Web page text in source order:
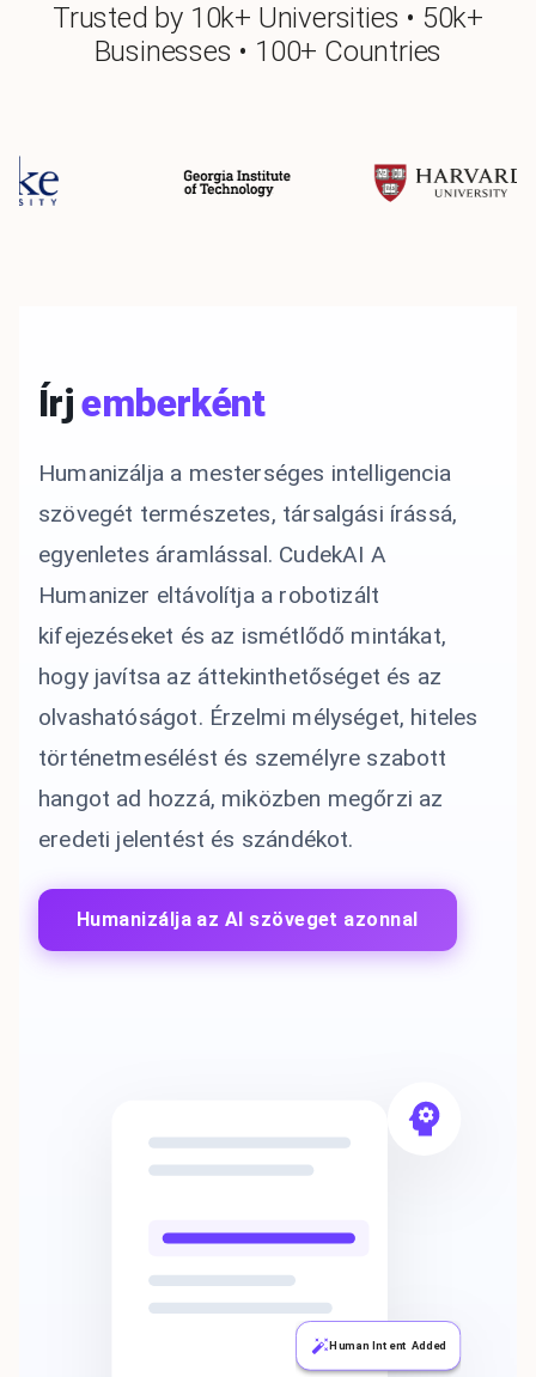
Trusted by 10k+ Universities • 50k+
Businesses • 100+ Countries
Írjemberként
Humanizálja a mesterséges intelligencia
szövegét természetes, társalgási írássá,
egyenletes áramlással. CudekAI A
Humanizer eltávolítja a robotizált
kifejezéseket és az ismétlődő mintákat,
hogy javítsa az áttekinthetőséget és az
olvashatóságot. Érzelmi mélységet, hiteles
történetmesélést és személyre szabott
hangot ad hozzá, miközben megőrzi az
eredeti jelentést és szándékot.
Humanizálja az AI szöveget azonnal
Human Intent Added